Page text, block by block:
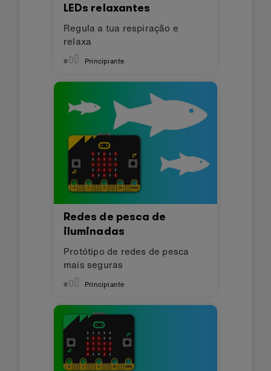
LEDs relaxantes
Regula a tua respiração e
relaxa
Principiante
Redes de pesca de
iluminadas
Protótipo de redes de pesca
mais seguras
Principiante